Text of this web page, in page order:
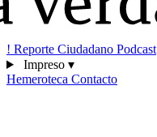
! Reporte Ciudadano Podcast
Impreso ▾
Hemeroteca Contacto